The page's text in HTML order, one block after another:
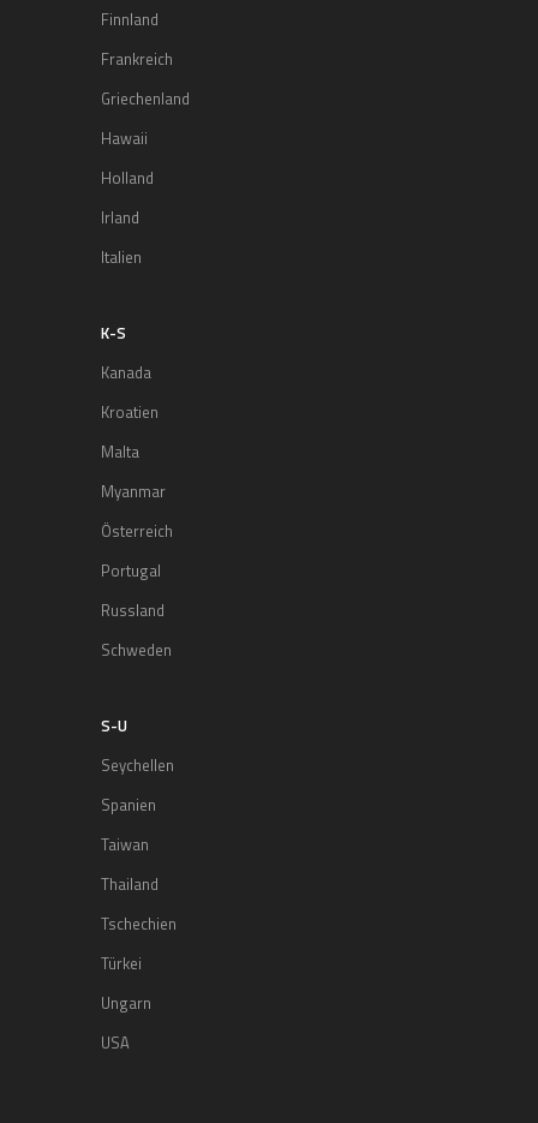
Finnland
Frankreich
Griechenland
Hawaii
Holland
Irland
Italien
K-S
Kanada
Kroatien
Malta
Myanmar
Österreich
Portugal
Russland
Schweden
S-U
Seychellen
Spanien
Taiwan
Thailand
Tschechien
Türkei
Ungarn
USA